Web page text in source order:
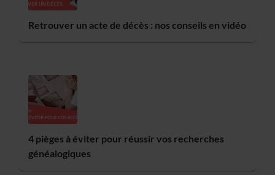
Retrouver un acte de décès : nos conseils en vidéo
4 pièges à éviter pour réussir vos recherches
généalogiques